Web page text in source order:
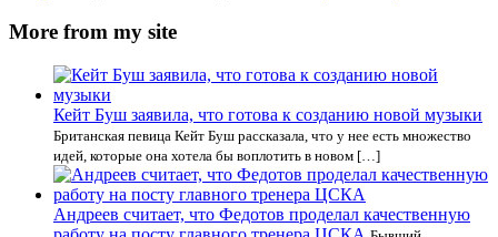
More from my site
Кейт Буш заявила, что готова к созданию новой музыки
Британская певица Кейт Буш рассказала, что у нее есть множество
идей, которые она хотела бы воплотить в новом […]
Андреев считает, что Федотов проделал качественную